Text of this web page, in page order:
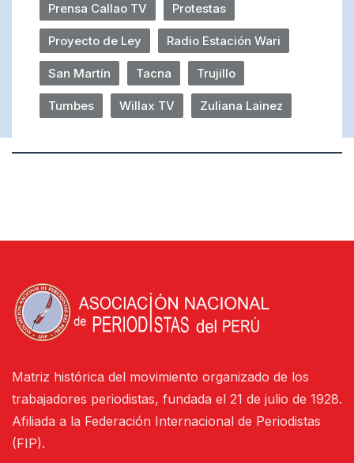
Prensa Callao TV Protestas
Proyecto de Ley Radio Estación Wari
San Martín Tacna Trujillo
Tumbes Willax TV Zuliana Lainez
Matriz histórica del movimiento organizado de los
trabajadores periodistas, fundada el 21 de julio de 1928.
Afiliada a la Federación Internacional de Periodistas
(FIP).